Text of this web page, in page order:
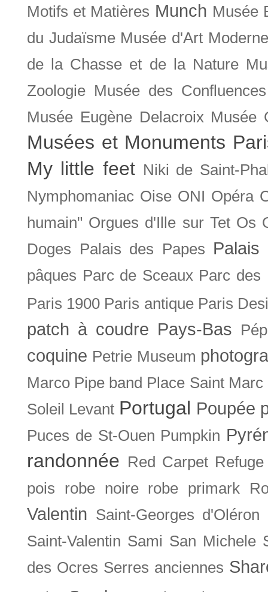
Motifs et Matières Munch Musée
du Judaïsme Musée d'Art
de la Chasse et de la Nature
Zoologie Musée des Confluences
Musée Eugène Delacroix Musée
Musées et Monuments
My little feet Niki de Saint-
Nymphomaniac Oise ONI Opéra
humain" Orgues d'Ille sur Tet Os
Doges
Palais des Papes Palais
pâques Parc de Sceaux Parc des
Paris 1900 Paris antique Paris
patch à coudre Pays-Bas
coquine Petrie Museum
Marco Pipe band Place Saint Marc
Soleil Levant Portugal Poupée
Puces de St-Ouen Pumpkin
randonnée Red Carpet Refuge
pois
robe noire robe primark
Valentin Saint-Georges d'Oléron
Saint-Valentin Sami San Michele
des Ocres Serres anciennes